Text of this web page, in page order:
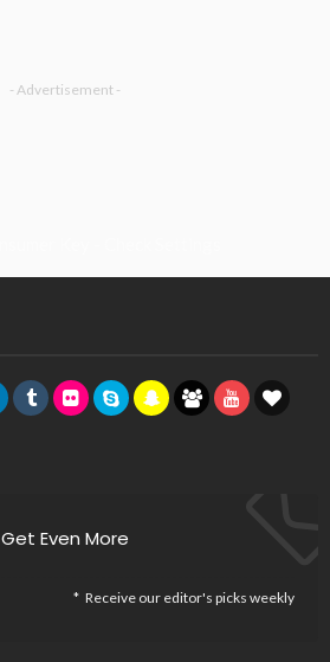
- Advertisement -
Get Even More
Receive our editor's picks weekly